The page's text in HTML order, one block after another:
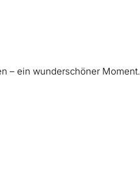
– ein wunderschöner Moment.